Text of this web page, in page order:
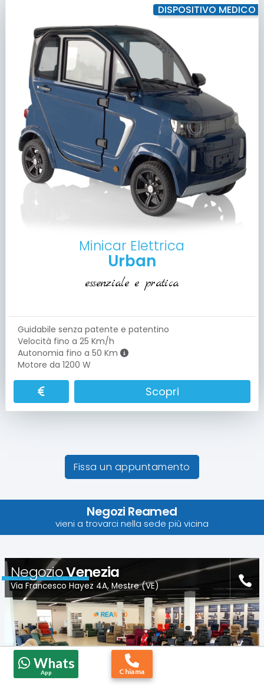
DISPOSITIVO MEDICO
Minicar Elettrica
Urban
essenziale e pratica
Guidabile senza patente e patentino
Velocità fino a 25 Km/h
Autonomia fino a 50 Km
Motore da 1200 W
Scopri
Fissa un appuntamento
Negozi Reamed
vieni a trovarci nella sede più vicina
NegozioVenezia
Via Francesco Hayez 4A, Mestre (VE)
Whats
App Chiama